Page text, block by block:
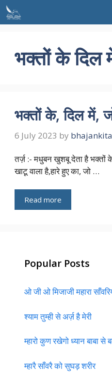
Skip
to
भक्तों के दिल
भक्तों के, दिल में,
6 July 2023 by
तर्ज़ :- मधुबन खुशबू देता है भक्तों
खाटू वाला है,हारे हुए का, जो …
Read more
Popular Posts
ओ जी ओ मिजाजी महारा
श्याम तुम्ही से अर्ज़ है मेरी
म्हारो कुण रखेगो ध्यान बाबा से
म्हारै साँवरै को सुघड़ शरीर